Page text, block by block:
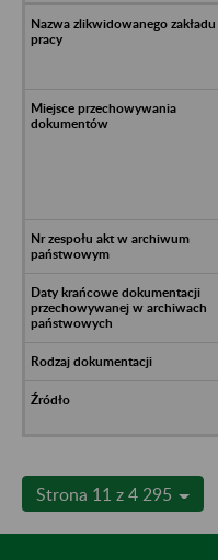
Strona 11 z 4 295